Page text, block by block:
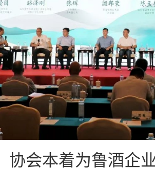
协会本着为鲁酒企